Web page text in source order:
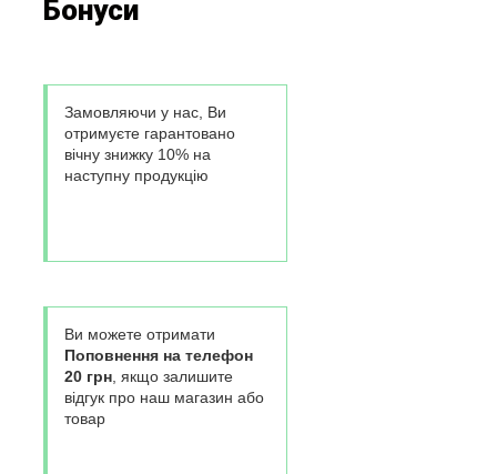
Бонуси
Замовляючи у нас, Ви
отримуєте гарантовано
вічну знижку 10% на
наступну продукцію
Ви можете отримати
Поповнення на телефон
20 грн, якщо залишите
відгук про наш магазин або
товар